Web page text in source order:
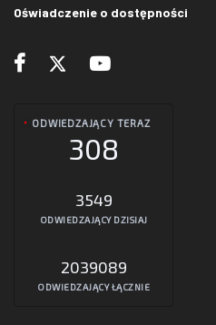
Oświadczenie o dostępności
ODWIEDZAJĄCY TERAZ
308
3549
ODWIEDZAJĄCY DZISIAJ
2039089
ODWIEDZAJĄCY ŁĄCZNIE